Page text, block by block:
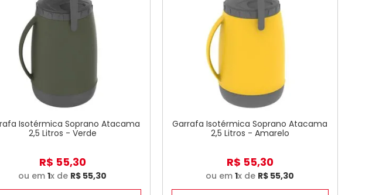
Isotérmica Soprano Atacama
2,5 Litros - Verde
R$ 55,30
ou em1x de R$ 55,30
Garrafa Isotérmica Soprano Atacama
2,5 Litros - Amarelo
R$ 55,30
ou em1x de R$ 55,30